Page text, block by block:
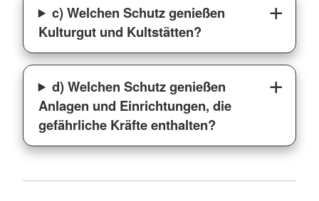
c) Welchen Schutz genießen
Kulturgut und Kultstätten?
d) Welchen Schutz genießen
Anlagen und Einrichtungen, die
gefährliche Kräfte enthalten?